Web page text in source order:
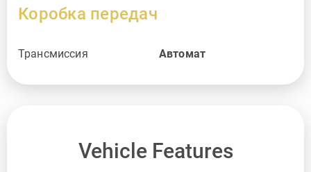
Коробка передач
Трансмиссия Aвтомат
Vehicle Features